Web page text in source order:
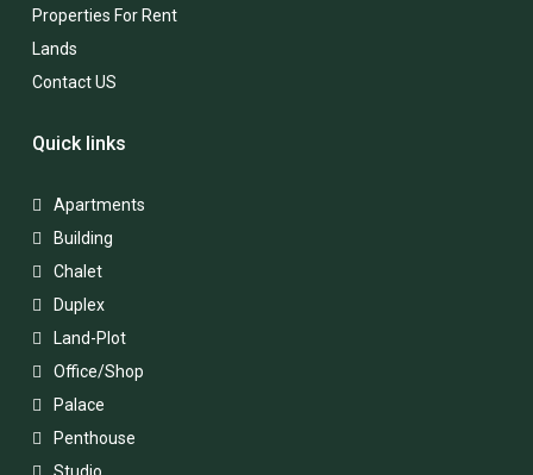
Properties For Rent
Lands
Contact US
Quick links
Apartments
Building
Chalet
Duplex
Land-Plot
Office/Shop
Palace
Penthouse
Studio